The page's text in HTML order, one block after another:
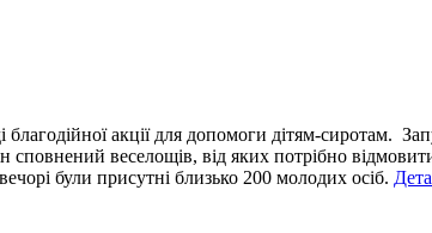
акції для допомоги дітям-сиротам.
веселощів, від яких потрібно
були присутні близько 200 молодих осіб.